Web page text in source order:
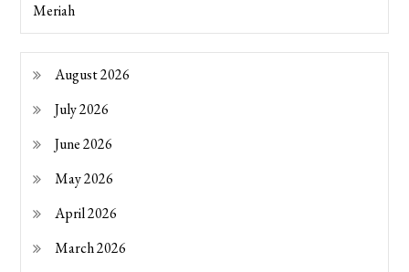
Meriah
August 2026
July 2026
June 2026
May 2026
April 2026
March 2026